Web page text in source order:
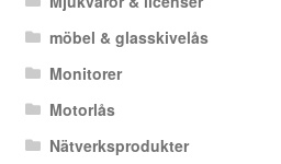
möbel & glasskivelås
Monitorer
Motorlås
Nätverksprodukter